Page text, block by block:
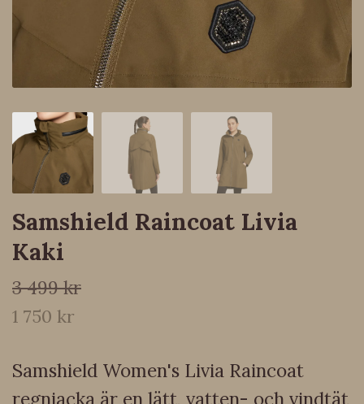
Samshield Raincoat Livia
Kaki
3 499 kr
1 750 kr
Samshield Women's Livia Raincoat
regnjacka är en lätt, vatten- och vindtät